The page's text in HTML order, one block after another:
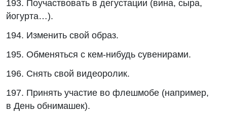
193. Поучаствовать в дегустации (вина, сыра,
йогурта…).
194. Изменить свой образ.
195. Обменяться с кем-нибудь сувенирами.
196. Снять свой видеоролик.
197. Принять участие во флешмобе (например,
в День обнимашек).